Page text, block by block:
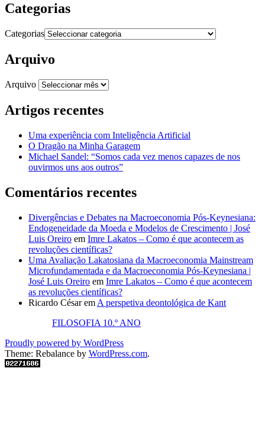
Categorias
Categorias
Arquivo
Arquivo
Artigos recentes
Uma experiência com Inteligência Artificial
O Dragão na Minha Garagem
Michael Sandel: “Somos cada vez menos capazes de nos
ouvirmos uns aos outros”
Comentários recentes
Divergências e Debates na Macroeconomia Pós-Keynesiana:
Endogeneidade da Moeda e Modelos de Crescimento | José
Luis Oreiro em Imre Lakatos – Como é que acontecem as
revoluções científicas?
Uma Avaliação Lakatosiana da Macroeconomia Mainstream
Microfundamentada e da Macroeconomia Pós-Keynesiana |
José Luis Oreiro em Imre Lakatos – Como é que acontecem
as revoluções científicas?
Ricardo Césarem A perspetiva deontológica de Kant
FILOSOFIA 10.º ANO
Proudly powered by WordPress
Theme: Rebalance by WordPress.com.